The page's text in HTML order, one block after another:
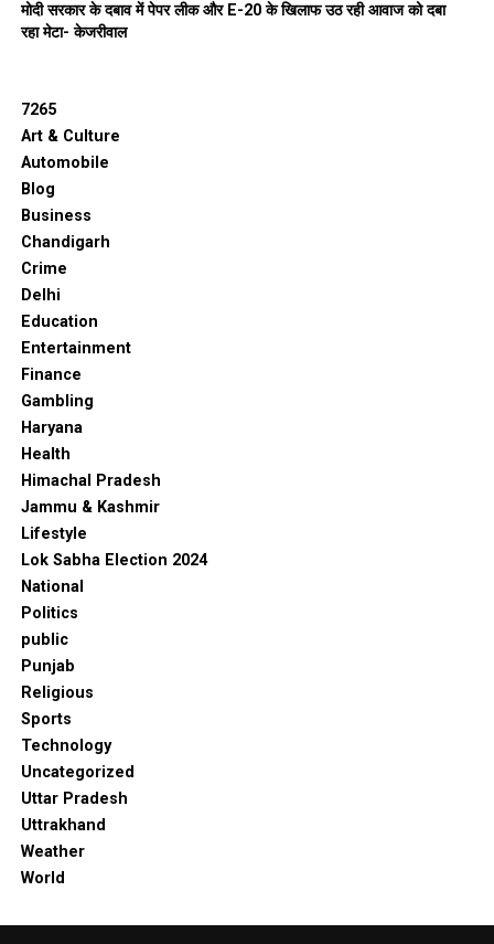
मोदी सरकार के दबाव में पेपर लीक और E-20 के खिलाफ उठ रही आवाज को दबा
रहा मेटा- केजरीवाल
7265
Art & Culture
Automobile
Blog
Business
Chandigarh
Crime
Delhi
Education
Entertainment
Finance
Gambling
Haryana
Health
Himachal Pradesh
Jammu & Kashmir
Lifestyle
Lok Sabha Election 2024
National
Politics
public
Punjab
Religious
Sports
Technology
Uncategorized
Uttar Pradesh
Uttrakhand
Weather
World